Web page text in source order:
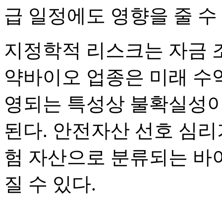
급 일정에도 영향을 줄 수
지정학적 리스크는 자금
약바이오 업종은 미래 수
영되는 특성상 불확실성
된다. 안전자산 선호 심
험 자산으로 분류되는 바
질 수 있다.